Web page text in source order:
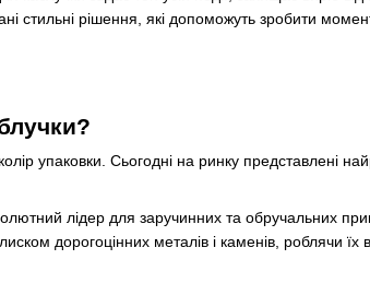
стильні рішення, які допоможуть зробити
упаковки. Сьогодні на ринку представлені
лідер для заручинних та обручальних
дорогоцінних металів і каменів, роблячи їх